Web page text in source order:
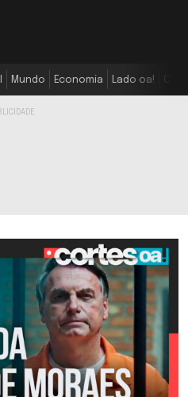
Mundo Economia Lado oa!